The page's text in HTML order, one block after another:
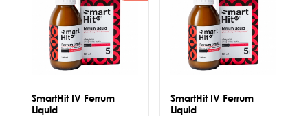
SmartHit IV Ferrum
Liquid
SmartHit IV Ferrum
Liquid